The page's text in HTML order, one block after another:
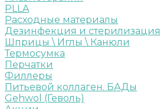
PLLA
Расходные материалы
Дезинфекция и стерилизация
Шприцы \ Иглы \ Канюли
Термосумка
Перчатки
Филлеры
Питьевой коллаген. БАДы
Gehwol (Геволь)